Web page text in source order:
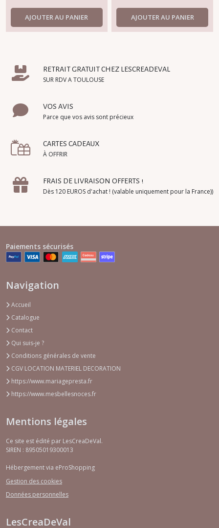
AJOUTER AU PANIER AJOUTER AU PANIER
RETRAIT GRATUIT CHEZ LESCREADEVAL
SUR RDV A TOULOUSE
VOS AVIS
Parce que vos avis sont précieux
CARTES CADEAUX
À OFFRIR
FRAIS DE LIVRAISON OFFERTS !
Dès 120 EUROS d'achat ! (valable uniquement pour la France))
Paiements sécurisés
Navigation
Accueil
Catalogue
Contact
Qui suis-je ?
Conditions générales de vente
CGV LOCATION MATERIEL DECORATION
https://www.mariagepresta.fr
https://www.mesbellesnoces.fr
Mentions légales
Ce site est édité par LesCreaDeVal.
SIREN : 89505019300013
Hébergement via eProShopping
Gestion des cookies
Données personnelles
LesCreaDeVal